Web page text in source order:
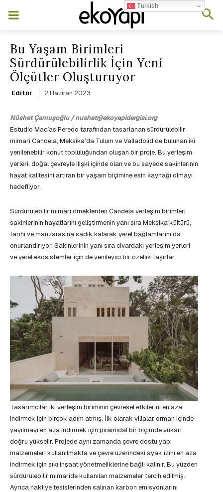
Bu Yaşam Birimleri
Sürdürülebilirlik İçin Yeni
Ölçütler Oluşturuyor
Editör 2 Haziran 2023
Nüshet Çamuşoğlu / nushet@ekoyapidergisi.org
Estudio Macías Peredo tarafından tasarlanan sürdürülebilir
mimari Candela, Meksika’da Tulum ve Valladolid’de bulunan iki
yenilenebilir konut topluluğundan oluşan bir proje. Bu yerleşim
yerleri, doğal çevreyle ilişki içinde olan ve bu sayede sakinlerinin
hayat kalitesini artıran bir yaşam biçimine esin kaynağı olmayı
hedefliyor.
Sürdürülebilir mimari örneklerden Candela yerleşim birimleri
sakinlerinin hayatlarını geliştirmenin yanı sıra Meksika kültürü,
tarihi ve manzarasına sadık kalarak yerel bağlamlarını da
onurlandırıyor. Sakinlerinin yanı sıra civardaki yerleşim yerleri
ve yerel ekosistemler için de yenileyici bir özellik taşırlar.
Tasarımcılar iki yerleşim biriminin çevresel etkilerini en aza
indirmek için birçok adım atmış. İlk olarak villalar orman içinde
yayılmayı en aza indirmek için piramidal bir biçimde yukarı
doğru yükselir. Projede aynı zamanda çevre dostu yapı
malzemeleri kullanılmakta ve çevre üzerindeki ayak izini en aza
indirmek için sıkı inşaat yönetmeliklerine bağlı kalınır. Bu yüzden
sürdürülebilir mimaride kullanılan malzemeler tercih edilmiş.
Ayrıca nakliye tesislerinden salınan karbon emisyonlarını
Turkish